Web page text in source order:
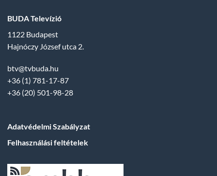
BUDA Televízió
1122 Budapest
Hajnóczy József utca 2.
btv@tvbuda.hu
+36 (1) 781-17-87
+36 (20) 501-98-28
Adatvédelmi Szabályzat
Felhasználási feltételek